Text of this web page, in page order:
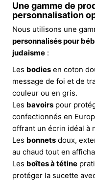
Une gamme de
personnalisation
Nous utilisons une
personnalisés pour
judaisme :
Les bodies en coton
message de foi et de
couleur ou en gris.
Les bavoirs pour
confectionnés en
offrant un écrin idéal à
Les bonnets doux,
au chaud tout en
Les boîtes à tétine
protéger la sucette